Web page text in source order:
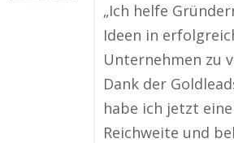
„Ich helfe
Ideen in
Unternehmen zu
Dank der
habe ich jetzt
Reichweite und